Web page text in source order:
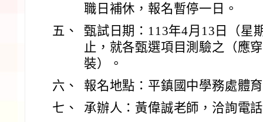
職日補休，報名暫停一日。
五、
甄試日期：113年4月13日（星
止，就各甄選項目測驗之（應
裝）。
六、
報名地點：平鎮國中學務處體
七、
承辦人：黃偉誠老師，洽詢電